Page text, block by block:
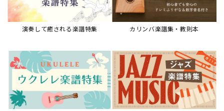
【第21回公開】なぜ人々は祭りを
必要とするのか？祭りの今を見つ
める現地ルポ
【第16回公開】ヨーロッパを拠点
に世界を駆けまわる阿部加奈子の
今に迫る